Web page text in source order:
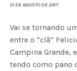
21 DE AGOSTO DE 2017
Vai se tornando
entre o “clã”
Campina Grande,
tendo como pano